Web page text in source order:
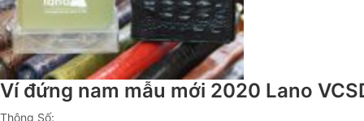
Ví đứng nam mẫu mới 2020 Lano
Thông Số: